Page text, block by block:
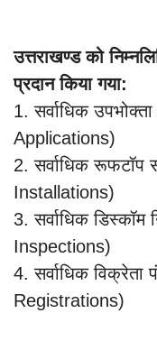
उत्तराखण्ड को
प्रदान किया गया:
1. सर्वाधिक
Applications)
2. सर्वाधिक
Installations)
3. सर्वाधिक
Inspections)
4. सर्वाधिक
Registrations)